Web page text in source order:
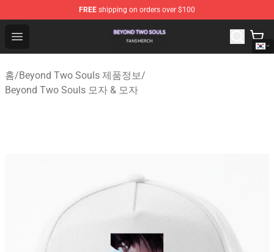
FREE shipping on orders over $100
Open menu
Beyond Two Souls Shop - Official Beyond Two Souls
홈/Beyond Two Souls 제품정보/
Beyond Two Souls 모자 & 모자